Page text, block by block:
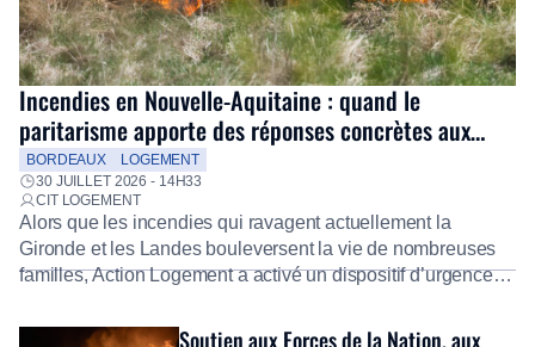
Incendies en Nouvelle-Aquitaine : quand le
paritarisme apporte des réponses concrètes aux
salariés
BORDEAUX
LOGEMENT
30 JUILLET 2026 - 14H33
CIT LOGEMENT
Alors que les incendies qui ravagent actuellement la
Gironde et les Landes bouleversent la vie de nombreuses
familles, Action Logement a activé un dispositif d’urgence
Fidèle à sa mission d’utilité sociale, le Groupe mobilise
Soutien aux Forces de la Nation, aux